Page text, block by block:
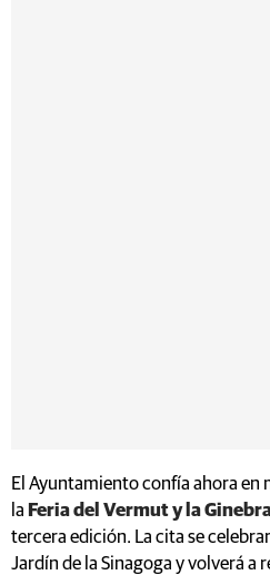
El Ayuntamiento confía ahora en
la Feria del Vermut y la
tercera edición. La cita se
Jardín de la Sinagoga y volverá a